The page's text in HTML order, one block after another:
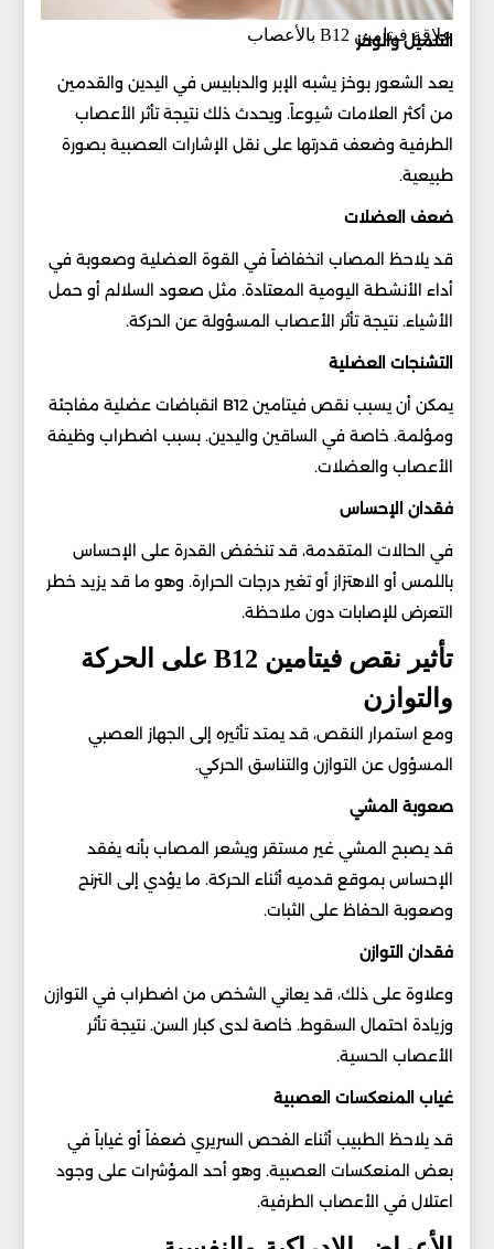
علاقة فيتامين B12 بالأعصاب
التنميل والوخز
يعد الشعور بوخز يشبه الإبر والدبابيس في اليدين والقدمين
من أكثر العلامات شيوعاً. ويحدث ذلك نتيجة تأثر الأعصاب
الطرفية وضعف قدرتها على نقل الإشارات العصبية بصورة
طبيعية.
ضعف العضلات
قد يلاحظ المصاب انخفاضاً في القوة العضلية وصعوبة في
أداء الأنشطة اليومية المعتادة. مثل صعود السلالم أو حمل
الأشياء. نتيجة تأثر الأعصاب المسؤولة عن الحركة.
التشنجات العضلية
يمكن أن يسبب نقص فيتامين B12 انقباضات عضلية مفاجئة
ومؤلمة. خاصة في الساقين واليدين. بسبب اضطراب وظيفة
الأعصاب والعضلات.
فقدان الإحساس
في الحالات المتقدمة، قد تنخفض القدرة على الإحساس
باللمس أو الاهتزاز أو تغير درجات الحرارة. وهو ما قد يزيد خطر
التعرض للإصابات دون ملاحظة.
تأثير نقص فيتامين B12 على الحركة
والتوازن
ومع استمرار النقص، قد يمتد تأثيره إلى الجهاز العصبي
المسؤول عن التوازن والتناسق الحركي.
صعوبة المشي
قد يصبح المشي غير مستقر ويشعر المصاب بأنه يفقد
الإحساس بموقع قدميه أثناء الحركة. ما يؤدي إلى الترنح
وصعوبة الحفاظ على الثبات.
فقدان التوازن
وعلاوة على ذلك، قد يعاني الشخص من اضطراب في التوازن
وزيادة احتمال السقوط. خاصة لدى كبار السن. نتيجة تأثر
الأعصاب الحسية.
غياب المنعكسات العصبية
قد يلاحظ الطبيب أثناء الفحص السريري ضعفاً أو غياباً في
بعض المنعكسات العصبية. وهو أحد المؤشرات على وجود
اعتلال في الأعصاب الطرفية.